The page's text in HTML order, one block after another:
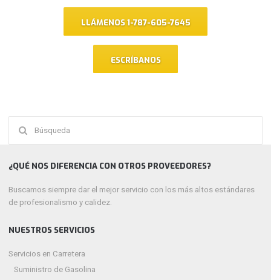
LLÁMENOS 1-787-605-7645
ESCRÍBANOS
¿QUÉ NOS DIFERENCIA CON OTROS PROVEEDORES?
Buscamos siempre dar el mejor servicio con los más altos estándares
de profesionalismo y calidez.
NUESTROS SERVICIOS
Servicios en Carretera
Suministro de Gasolina